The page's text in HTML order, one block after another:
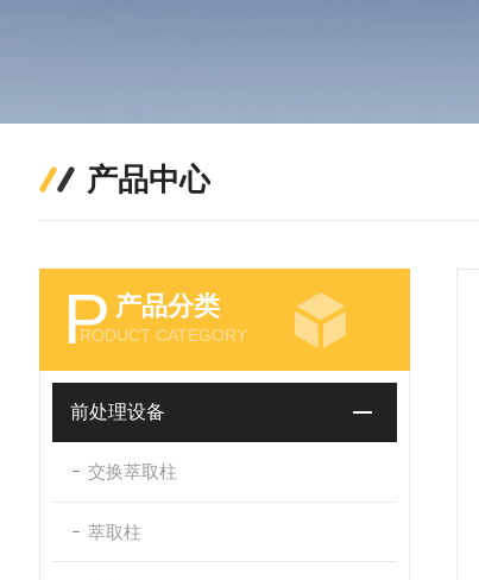
产品中心
P 产品分类
RODUCT CATEGORY
前处理设备
交换萃取柱
萃取柱